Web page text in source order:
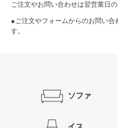
ご注文やお問い合わせは翌営業日の
●ご注文やフォームからのお問い合
す。
ソファ